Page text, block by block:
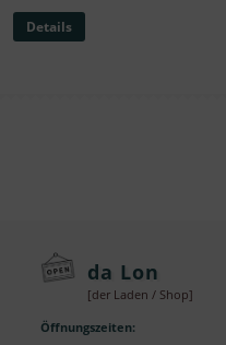
Details
da Lon
[der Laden / Shop]
Öffnungszeiten: